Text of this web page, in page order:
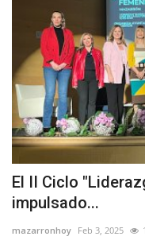
El II Ciclo
impulsado...
mazarronhoy Feb 3, 2025